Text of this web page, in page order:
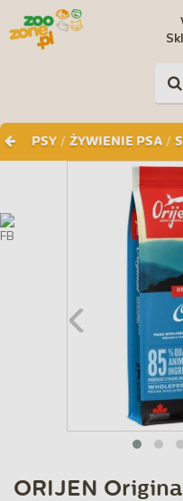
PSY / ŻYWIENIE PSA /
ORIJEN